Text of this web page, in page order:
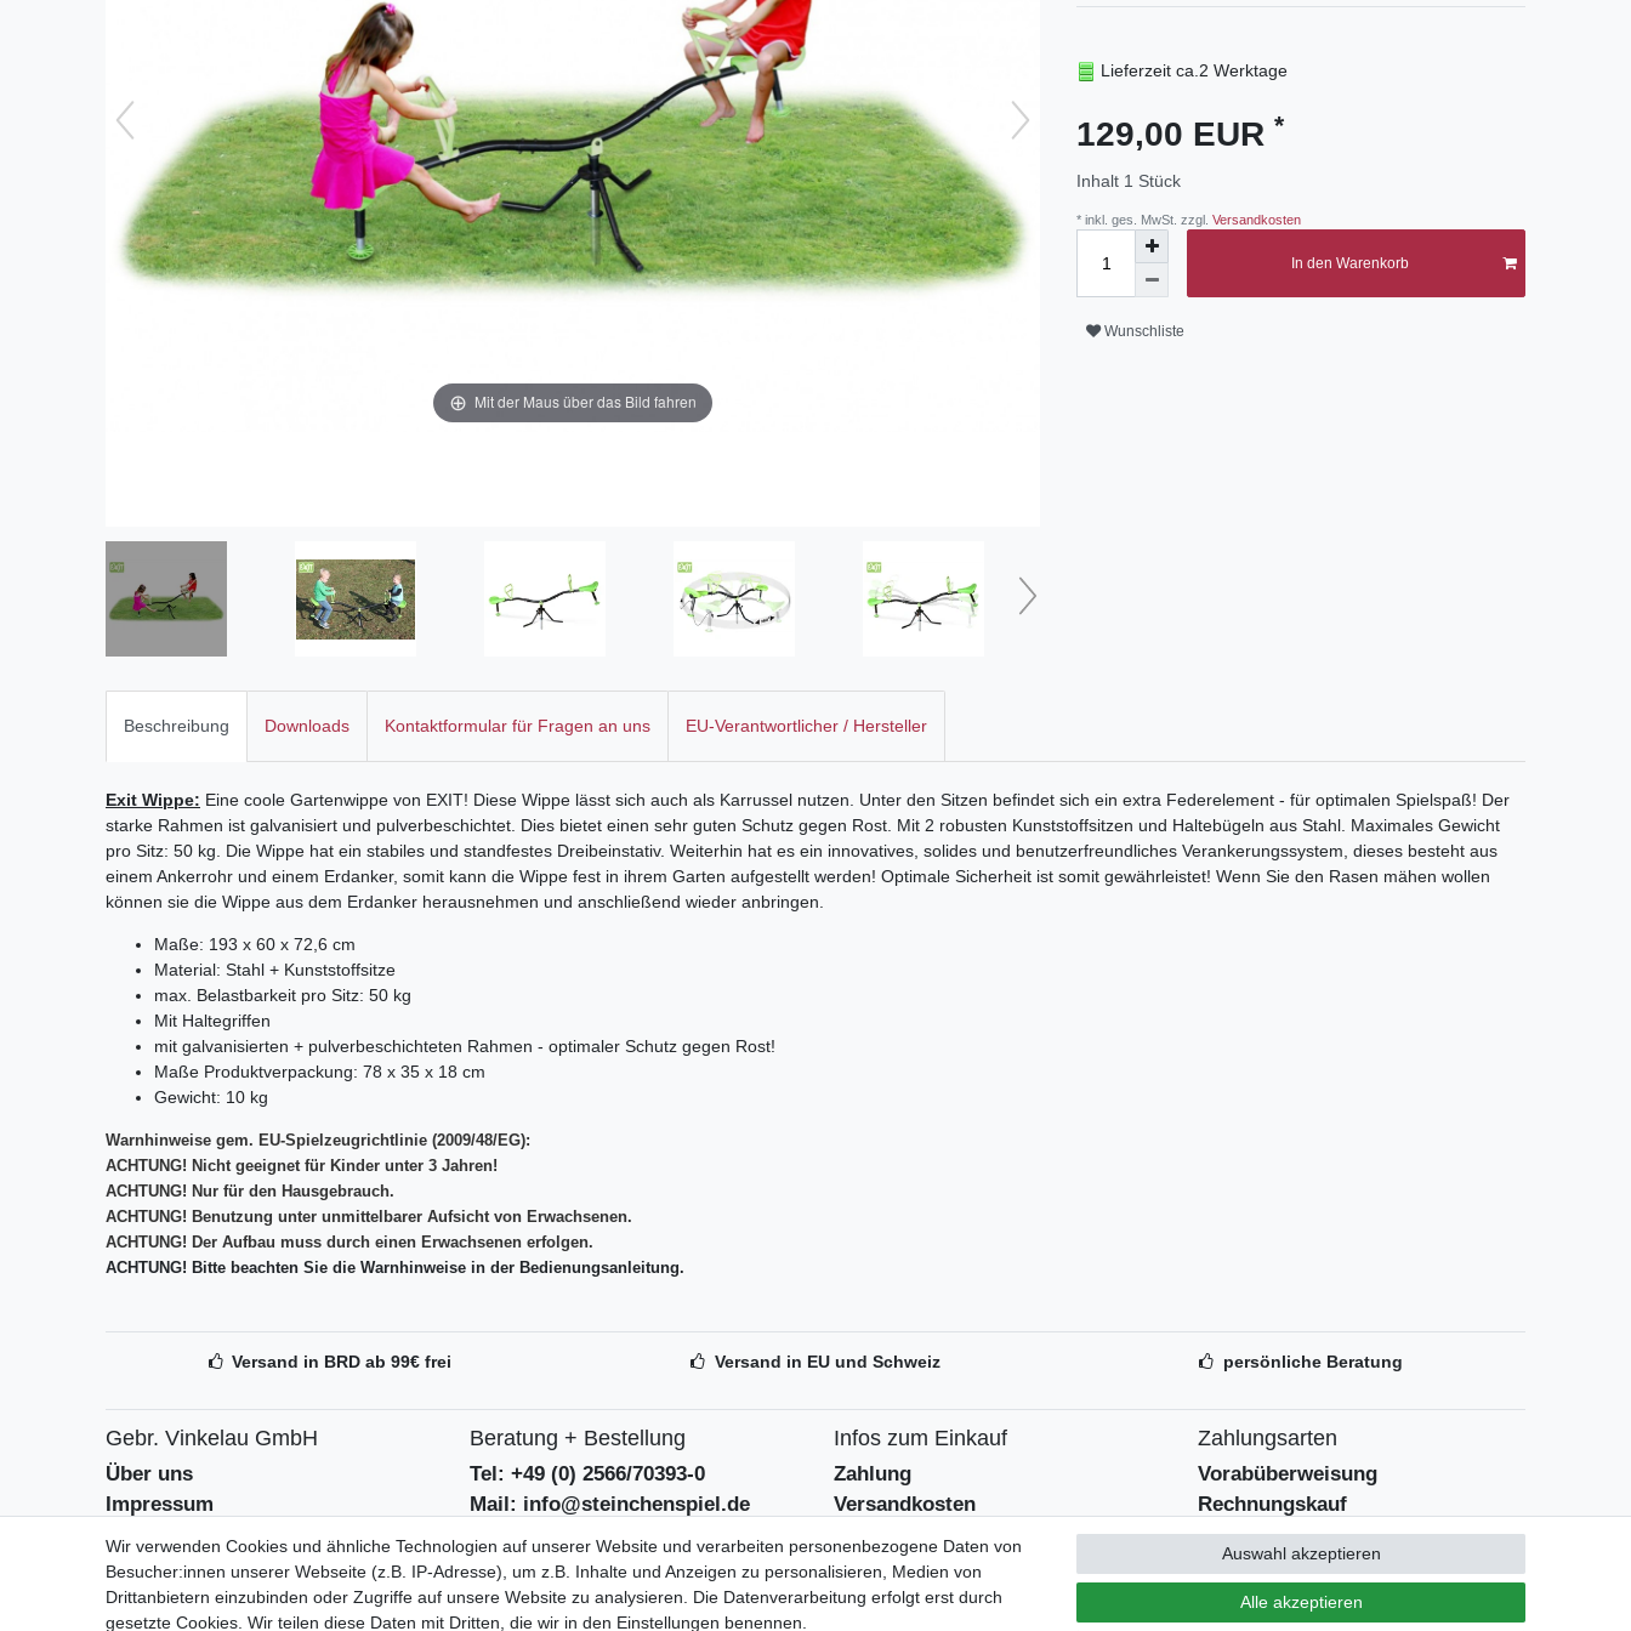
Mit der Maus über das Bild fahren
Lieferzeit ca.2 Werktage
129,00 EUR *
Inhalt 1 Stück
* inkl. ges. MwSt. zzgl. Versandkosten
In den Warenkorb
Wunschliste
Beschreibung Downloads Kontaktformular für Fragen an uns EU-Verantwortlicher / Hersteller
Exit Wippe: Eine coole Gartenwippe von EXIT! Diese Wippe lässt sich auch als Karrussel nutzen. Unter den Sitzen befindet sich ein extra Federelement - für optimalen Spielspaß! Der
starke Rahmen ist galvanisiert und pulverbeschichtet. Dies bietet einen sehr guten Schutz gegen Rost. Mit 2 robusten Kunststoffsitzen und Haltebügeln aus Stahl. Maximales Gewicht
pro Sitz: 50 kg. Die Wippe hat ein stabiles und standfestes Dreibeinstativ. Weiterhin hat es ein innovatives, solides und benutzerfreundliches Verankerungssystem, dieses besteht aus
einem Ankerrohr und einem Erdanker, somit kann die Wippe fest in ihrem Garten aufgestellt werden! Optimale Sicherheit ist somit gewährleistet! Wenn Sie den Rasen mähen wollen
können sie die Wippe aus dem Erdanker herausnehmen und anschließend wieder anbringen.
Maße: 193 x 60 x 72,6 cm
Material: Stahl + Kunststoffsitze
max. Belastbarkeit pro Sitz: 50 kg
Mit Haltegriffen
mit galvanisierten + pulverbeschichteten Rahmen - optimaler Schutz gegen Rost!
Maße Produktverpackung: 78 x 35 x 18 cm
Gewicht: 10 kg
Warnhinweise gem. EU-Spielzeugrichtlinie (2009/48/EG):
ACHTUNG! Nicht geeignet für Kinder unter 3 Jahren!
ACHTUNG! Nur für den Hausgebrauch.
ACHTUNG! Benutzung unter unmittelbarer Aufsicht von Erwachsenen.
ACHTUNG! Der Aufbau muss durch einen Erwachsenen erfolgen.
ACHTUNG! Bitte beachten Sie die Warnhinweise in der Bedienungsanleitung.
Versand in BRD ab 99€ frei Versand in EU und Schweiz persönliche Beratung
Gebr. Vinkelau GmbH
Über uns
Impressum
AGB
Datenschutzerklärung
Beratung + Bestellung
Tel: +49 (0) 2566/70393-0
Mail: info@steinchenspiel.de
Kontaktformular
Batterieentsorgungshinweise
Infos zum Einkauf
Zahlung
Versandkosten
Widerrufsrecht
Widerrufsformular
Zahlungsarten
Vorabüberweisung
Rechnungskauf
Zahlung bei Abholung
PayPal (inkl. Kreditkarten)
Wir verwenden Cookies und ähnliche Technologien auf unserer Website und verarbeiten personenbezogene Daten von
Besucher:innen unserer Webseite (z.B. IP-Adresse), um z.B. Inhalte und Anzeigen zu personalisieren, Medien von
Drittanbietern einzubinden oder Zugriffe auf unsere Website zu analysieren. Die Datenverarbeitung erfolgt erst durch
gesetzte Cookies. Wir teilen diese Daten mit Dritten, die wir in den Einstellungen benennen.
Alle akzeptieren
Auswahl akzeptieren